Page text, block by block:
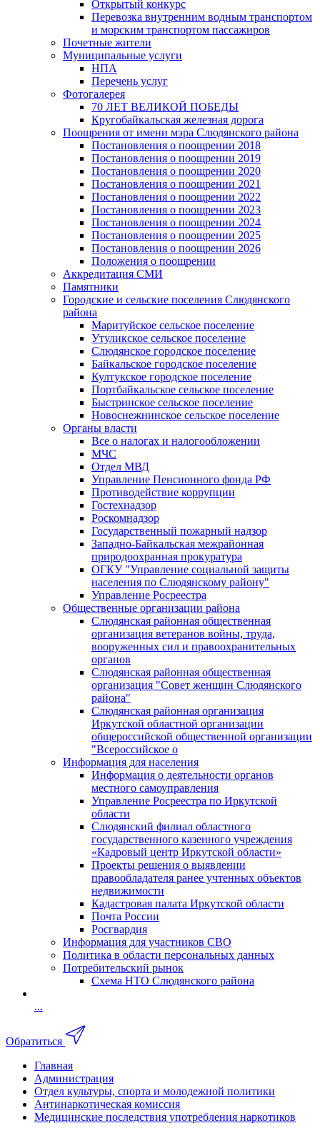
Открытый конкурс
Перевозка внутренним водным транспортом
и морским транспортом пассажиров
Почетные жители
Муниципальные услуги
НПА
Перечень услуг
Фотогалерея
70 ЛЕТ ВЕЛИКОЙ ПОБЕДЫ
Кругобайкальская железная дорога
Поощрения от имени мэра Слюдянского района
Постановления о поощрении 2018
Постановления о поощрении 2019
Постановления о поощрении 2020
Постановления о поощрении 2021
Постановления о поощрении 2022
Постановления о поощрении 2023
Постановления о поощрении 2024
Постановления о поощрении 2025
Постановления о поощрении 2026
Положения о поощрении
Аккредитация СМИ
Памятники
Городские и сельские поселения Слюдянского
района
Маритуйское сельское поселение
Утуликское сельское поселение
Слюдянское городское поселение
Байкальское городское поселение
Култукское городское поселение
Портбайкальское сельское поселение
Быстринское сельское поселение
Новоснежнинское сельское поселение
Органы власти
Все о налогах и налогообложении
МЧС
Отдел МВД
Управление Пенсионного фонда РФ
Противодействие коррупции
Гостехнадзор
Роскомнадзор
Государственный пожарный надзор
Западно-Байкальская межрайонная
природоохранная прокуратура
ОГКУ "Управление социальной защиты
населения по Слюдянскому району"
Управление Росреестра
Общественные организации района
Слюдянская районная общественная
организация ветеранов войны, труда,
вооруженных сил и правоохранительных
органов
Слюдянская районная общественная
организация "Совет женщин Слюдянского
района"
Слюдянская районная организация
Иркутской областной организации
общероссийской общественной организации
"Всероссийское о
Информация для населения
Информация о деятельности органов
местного самоуправления
Управление Росреестра по Иркутской
области
Слюдянский филиал областного
государственного казенного учреждения
«Кадровый центр Иркутской области»
Проекты решения о выявлении
правообладателя ранее учтенных объектов
недвижимости
Кадастровая палата Иркутской области
Почта России
Росгвардия
Информация для участников СВО
Политика в области персональных данных
Потребительский рынок
Схема НТО Слюдянского района
...
Обратиться
Главная
Администрация
Отдел культуры, спорта и молодежной политики
Антинаркотическая комиссия
Медицинские последствия употребления наркотиков